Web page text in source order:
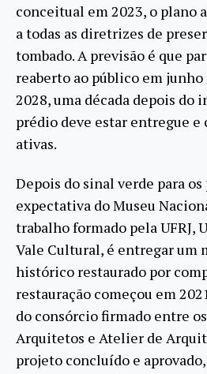
conceitual em 2023, o plano
a todas as diretrizes de
tombado. A previsão é que
reaberto ao público em junho
2028, uma década depois do
prédio deve estar entregue e
ativas.
Depois do sinal verde para os
expectativa do Museu
trabalho formado pela UFRJ,
Vale Cultural, é entregar um
histórico restaurado por
restauração começou em
do consórcio firmado entre
Arquitetos e Atelier de
projeto concluído e